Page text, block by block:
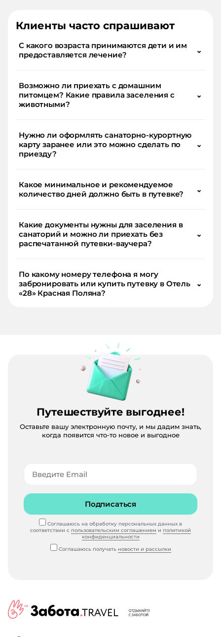
Клиенты часто спрашивают
С какого возраста принимаются дети и им
предоставляется лечение?
⌄
Возможно ли приехать с домашним
питомцем? Какие правила заселения с
животными?
⌄
Нужно ли оформлять санаторно-курортную
карту заранее или это можно сделать по
приезду?
⌄
Какое минимальное и рекомендуемое
количество дней должно быть в путевке?
⌄
Какие документы нужны для заселения в
санаторий и можно ли приехать без
распечатанной путевки-ваучера?
⌄
По какому номеру телефона я могу
забронировать или купить путевку в Отель
«28» Красная Поляна?
⌄
Путешествуйте выгоднее!
Оставьте вашу электронную почту, и мы дадим знать,
когда появится что-то новое и выгодное
Подписаться
Соглашаюсь на обработку персональных данных в
соответствии с пользовательским соглашением и политикой
конфиденциальности
Соглашаюсь получать новости и рассылки